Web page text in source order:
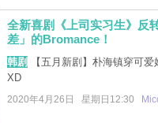
全新喜剧《上司实习生》反
差」的Bromance！
韩剧 【五月新剧】朴海镇穿可爱
XD
2020年4月26日 星期日12:30